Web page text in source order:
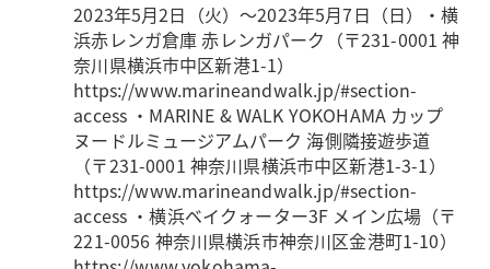
2023年5月2日（火）～2023年5月7日（日）
・横
浜赤レンガ倉庫 赤レンガパーク（〒231-0001 神
奈川県横浜市中区新港1-1）
https://www.marineandwalk.jp/#section-
access ・MARINE & WALK YOKOHAMA カップ
ヌードルミュージアムパーク 海側隣接遊歩道
（〒231-0001 神奈川県横浜市中区新港1-3-1）
https://www.marineandwalk.jp/#section-
access ・横浜ベイクォーター3F メイン広場（〒
221-0056 神奈川県横浜市神奈川区金港町1-10）